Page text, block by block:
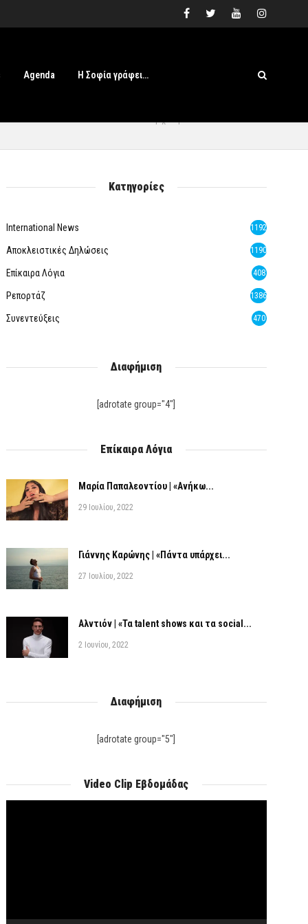
Agenda Η Σοφία γράφει…
Κατηγορίες
International News 1192
Αποκλειστικές Δηλώσεις 1190
Επίκαιρα Λόγια 408
Ρεπορτάζ 1386
Συνεντεύξεις 470
Διαφήμιση
[adrotate group="4"]
Επίκαιρα Λόγια
Μαρία Παπαλεοντίου | «Ανήκω...
29 Ιουλίου, 2022
Γιάννης Καρώνης | «Πάντα υπάρχει...
27 Ιουλίου, 2022
Αλντιόν | «Τα talent shows και τα social...
2 Ιουνίου, 2022
Διαφήμιση
[adrotate group="5"]
Video Clip Εβδομάδας